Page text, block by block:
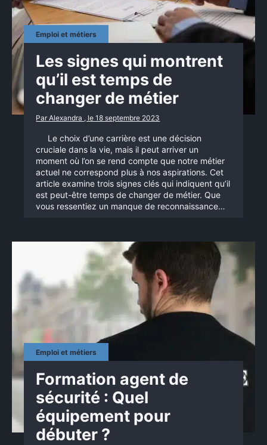
Emploi et métiers
Les signes qui montrent
qu’il est temps de
changer de métier
Par Alexandra , le 18 septembre 2023
Le choix d’une carrière est une décision
cruciale dans la vie, mais il peut arriver un
moment où l’on se rend compte que notre métier
actuel ne correspond plus à nos aspirations. Cet
article examine trois signes clés qui indiquent qu’il
est peut-être temps de changer de métier. Que
vous ressentiez un manque de reconnaissance…
Emploi et métiers
Formation agent de
sécurité : Quel
équipement pour
débuter ?